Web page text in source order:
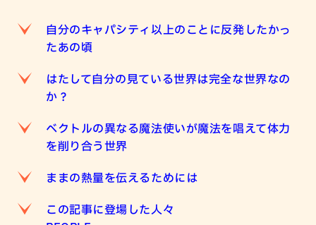
自分のキャパシティ以上のことに反発したかっ
たあの頃
はたして自分の見ている世界は完全な世界なの
か？
ベクトルの異なる魔法使いが魔法を唱えて体力
を削り合う世界
ままの熱量を伝えるためには
この記事に登場した人々